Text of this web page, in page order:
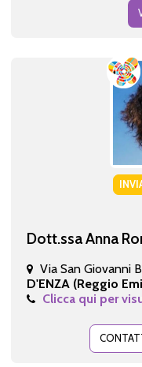
Dott.ssa Anna
Via San Giovanni
D'ENZA (Reggio
Clicca qui per